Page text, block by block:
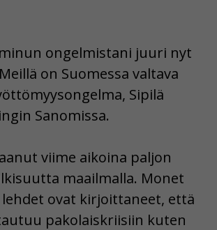
ongelmistani juuri nyt
on Suomessa valtava
Sipilä
Sanomissa.
viime aikoina paljon
maailmalla. Monet
ovat kirjoittaneet, että
pakolaiskriisiin kuten